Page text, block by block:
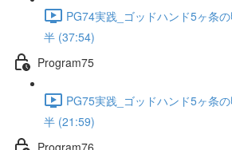
PG74実践_ゴッドハンド5ヶ条
半 (37:54)
Program75
PG75実践_ゴッドハンド5ヶ条
半 (21:59)
Program76